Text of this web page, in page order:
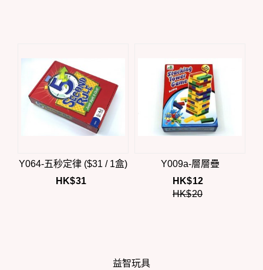
Y064-五秒定律 ($31 / 1盒)
HK$31
Y009a-層層疊
HK$12
HK$20
益智玩具